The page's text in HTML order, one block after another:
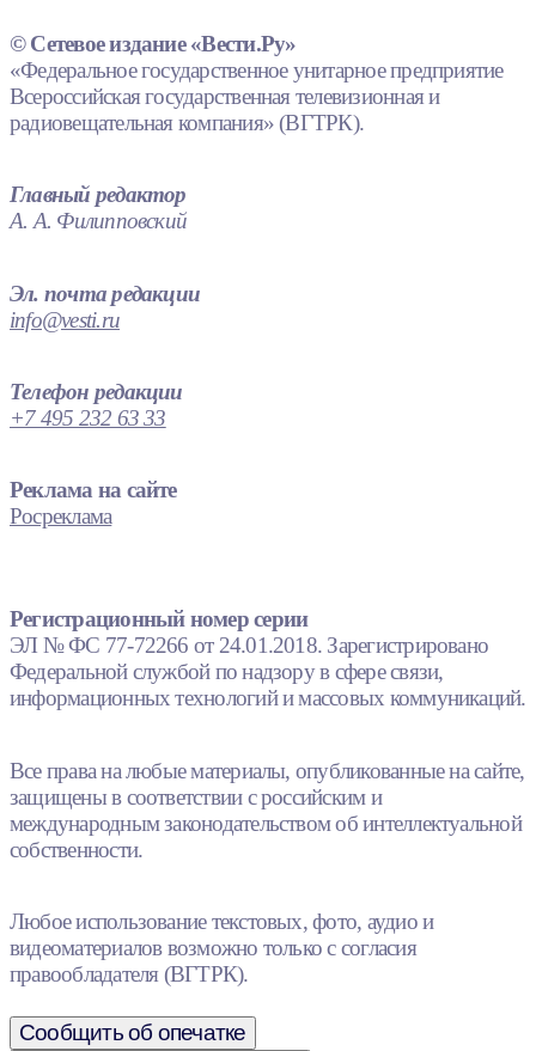
© Сетевое издание «Вести.Ру»
«Федеральное государственное унитарное предприятие
Всероссийская государственная телевизионная и
радиовещательная компания» (ВГТРК).
Главный редактор
А. А. Филипповский
Эл. почта редакции
info@vesti.ru
Телефон редакции
+7 495 232 63 33
Реклама на сайте
Росреклама
Регистрационный номер серии
ЭЛ № ФС 77-72266 от 24.01.2018. Зарегистрировано
Федеральной службой по надзору в сфере связи,
информационных технологий и массовых коммуникаций.
Все права на любые материалы, опубликованные на сайте,
защищены в соответствии с российским и
международным законодательством об интеллектуальной
собственности.
Любое использование текстовых, фото, аудио и
видеоматериалов возможно только с согласия
правообладателя (ВГТРК).
Сообщить об опечатке